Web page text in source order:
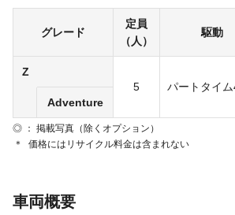
グレード
定員
（人）
駆動
Z
5
パートタイ
Adventure
◎ ： 掲載写真（除くオプション）
＊
価格にはリサイクル料金は含まれない
車両概要